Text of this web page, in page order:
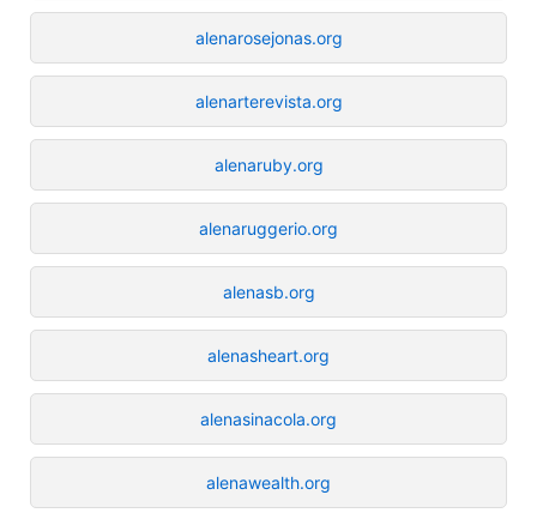
alenarosejonas.org
alenarterevista.org
alenaruby.org
alenaruggerio.org
alenasb.org
alenasheart.org
alenasinacola.org
alenawealth.org